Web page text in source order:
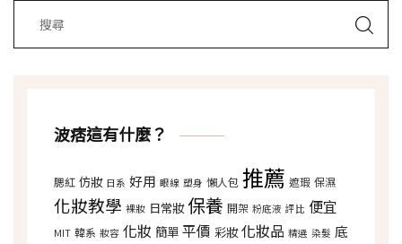
波痞這有什麼？
腮紅 仿妝 日系 好用 眼線 塑身 懶人包 推薦 遮瑕 保濕
化妝教學 裸妝 日常妝 保養 開架 粉底液 評比 便宜
MIT 韓系 妝容 化妝 簡單 平價 彩妝 化妝品 精選 染髮 底